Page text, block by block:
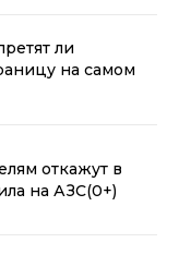
ли
на самом
откажут в
на АЗС(0+)